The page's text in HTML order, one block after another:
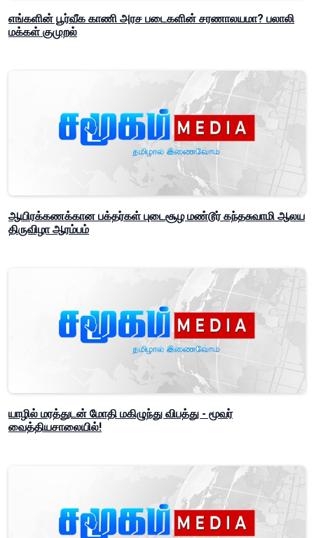
எங்களின் பூர்வீக காணி அரச படைகளின் சரணாலயமா? பலாலி
மக்கள் குமுறல்
ஆயிரக்கணக்கான பக்தர்கள் புடைசூழ மண்டூர் கந்தசுவாமி ஆலய
திருவிழா ஆரம்பம்
யாழில் மரத்துடன் மோதி மகிழுந்து விபத்து - மூவர்
வைத்தியசாலையில்!